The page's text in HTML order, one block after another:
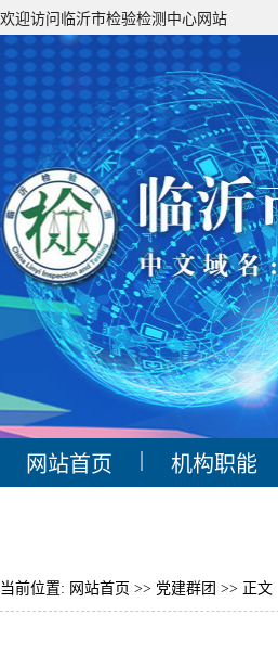
欢迎访问临沂市检验检测中心网站
网站首页 | 机构职能
当前位置: 网站首页 >> 党建群团 >> 正文